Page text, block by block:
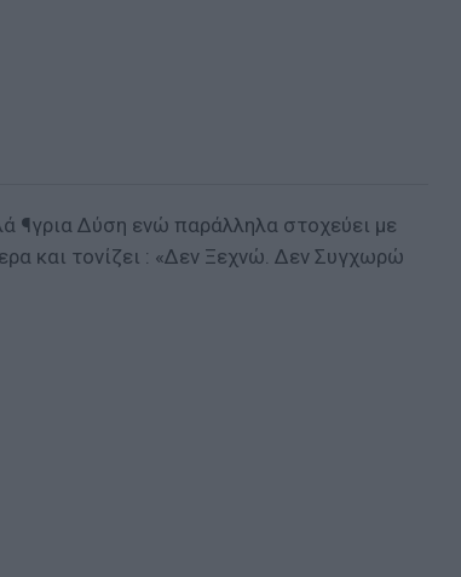
¶γρια Δύση ενώ παράλληλα στοχεύει με
και τονίζει : «Δεν Ξεχνώ. Δεν Συγχωρώ